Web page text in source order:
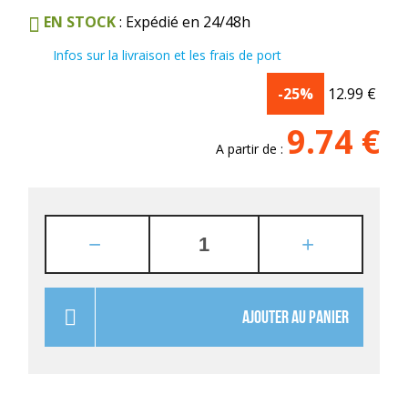
EN STOCK: Expédié en 24/48h
Infos sur la livraison et les frais de port
-25% 12.99 €
A partir de : 9.74 €
AJOUTER AU PANIER